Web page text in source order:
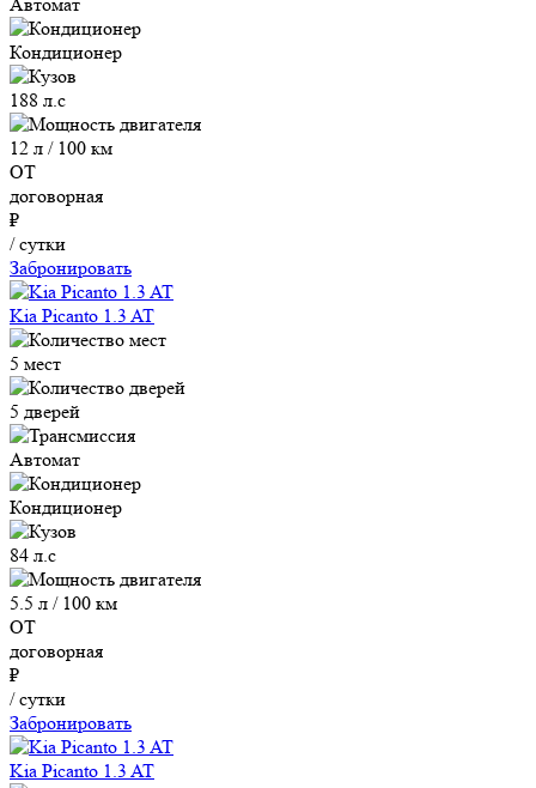
Автомат
Кондиционер
188 л.с
12 л / 100 км
ОТ
договорная
₽
/ сутки
Забронировать
Kia Picanto 1.3 AT
5 мест
5 дверей
Автомат
Кондиционер
84 л.с
5.5 л / 100 км
ОТ
договорная
₽
/ сутки
Забронировать
Kia Picanto 1.3 AT